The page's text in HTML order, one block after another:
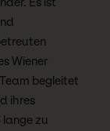
Wiener
begleitet
ihres
lange zu